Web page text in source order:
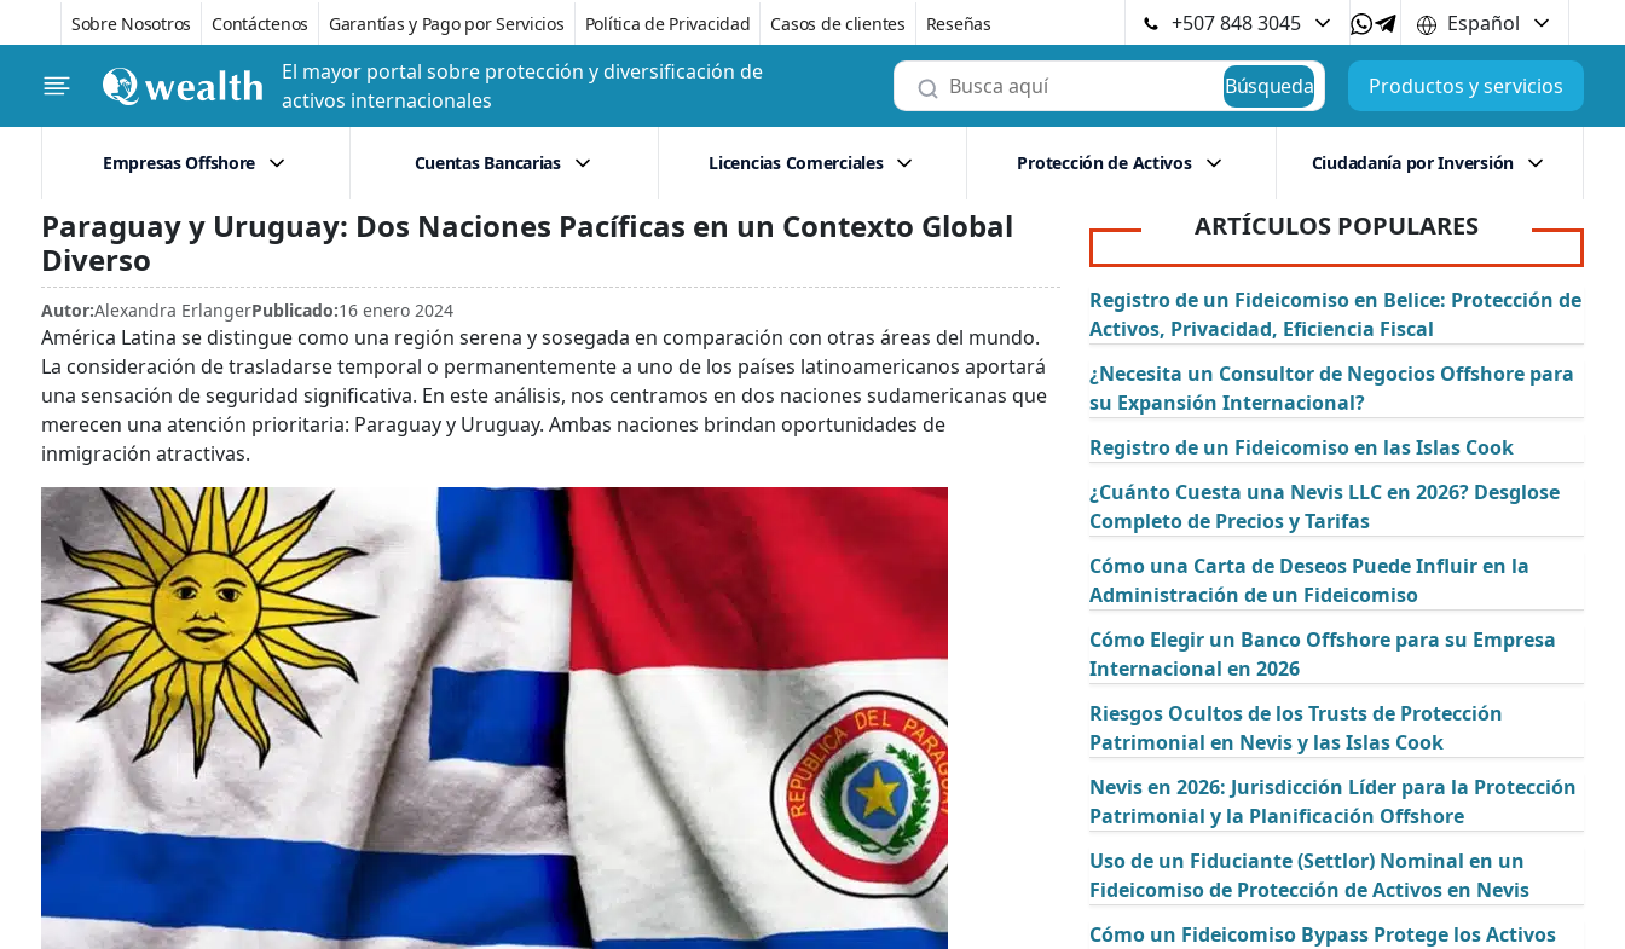
Sobre Nosotros Contáctenos Garantías y Pago por Servicios Política de Privacidad Casos de clientes Reseñas +507 848 3045
Español
El mayor portal sobre protección y diversificación de
activos internacionales
Búsqueda Productos y servicios
Empresas Offshore Cuentas Bancarias Licencias Comerciales Protección de Activos Ciudadanía por Inversión
Paraguay y Uruguay: Dos Naciones Pacíficas en un Contexto Global
Diverso
Autor:Alexandra ErlangerPublicado:16 enero 2024
América Latina se distingue como una región serena y sosegada en comparación con otras áreas del mundo.
La consideración de trasladarse temporal o permanentemente a uno de los países latinoamericanos aportará
una sensación de seguridad significativa. En este análisis, nos centramos en dos naciones sudamericanas que
merecen una atención prioritaria: Paraguay y Uruguay. Ambas naciones brindan oportunidades de
inmigración atractivas.
ARTÍCULOS POPULARES
Registro de un Fideicomiso en Belice: Protección de
Activos, Privacidad, Eficiencia Fiscal
¿Necesita un Consultor de Negocios Offshore para
su Expansión Internacional?
Registro de un Fideicomiso en las Islas Cook
¿Cuánto Cuesta una Nevis LLC en 2026? Desglose
Completo de Precios y Tarifas
Cómo una Carta de Deseos Puede Influir en la
Administración de un Fideicomiso
Cómo Elegir un Banco Offshore para su Empresa
Internacional en 2026
Riesgos Ocultos de los Trusts de Protección
Patrimonial en Nevis y las Islas Cook
Nevis en 2026: Jurisdicción Líder para la Protección
Patrimonial y la Planificación Offshore
Uso de un Fiduciante (Settlor) Nominal en un
Fideicomiso de Protección de Activos en Nevis
Cómo un Fideicomiso Bypass Protege los Activos